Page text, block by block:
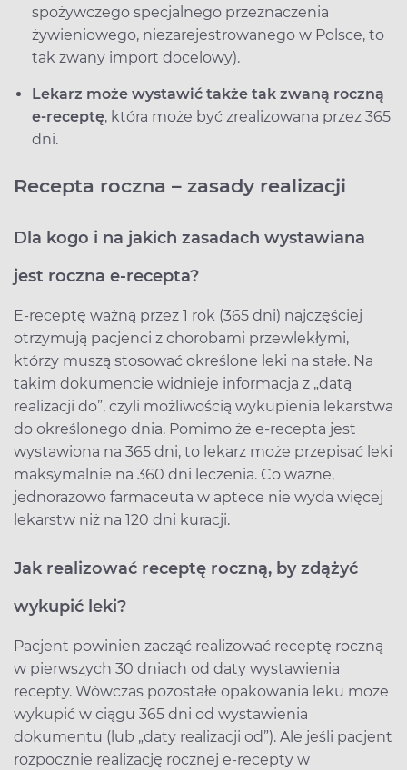
spożywczego specjalnego przeznaczenia
żywieniowego, niezarejestrowanego w Polsce, to
tak zwany import docelowy).
Lekarz może wystawić także tak zwaną roczną
e-receptę, która może być zrealizowana przez 365
dni.
Recepta roczna – zasady realizacji
Dla kogo i na jakich zasadach wystawiana
jest roczna e‑recepta?
E-receptę ważną przez 1 rok (365 dni) najczęściej
otrzymują pacjenci z chorobami przewlekłymi,
którzy muszą stosować określone leki na stałe. Na
takim dokumencie widnieje informacja z „datą
realizacji do”, czyli możliwością wykupienia lekarstwa
do określonego dnia. Pomimo że e-recepta jest
wystawiona na 365 dni, to lekarz może przepisać leki
maksymalnie na 360 dni leczenia. Co ważne,
jednorazowo farmaceuta w aptece nie wyda więcej
lekarstw niż na 120 dni kuracji.
Jak realizować receptę roczną, by zdążyć
wykupić leki?
Pacjent powinien zacząć realizować receptę roczną
w pierwszych 30 dniach od daty wystawienia
recepty. Wówczas pozostałe opakowania leku może
wykupić w ciągu 365 dni od wystawienia
dokumentu (lub „daty realizacji od”). Ale jeśli pacjent
rozpocznie realizację rocznej e-recepty w